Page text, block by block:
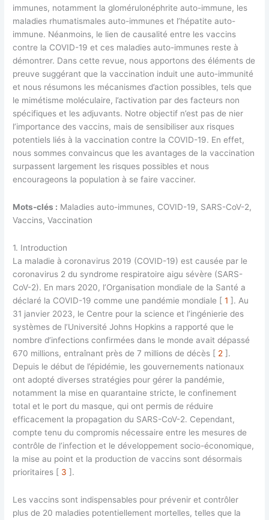
immunes, notamment la glomérulonéphrite auto-immune, les
maladies rhumatismales auto-immunes et l’hépatite auto-
immune. Néanmoins, le lien de causalité entre les vaccins
contre la COVID-19 et ces maladies auto-immunes reste à
démontrer. Dans cette revue, nous apportons des éléments de
preuve suggérant que la vaccination induit une auto-immunité
et nous résumons les mécanismes d’action possibles, tels que
le mimétisme moléculaire, l’activation par des facteurs non
spécifiques et les adjuvants. Notre objectif n’est pas de nier
l’importance des vaccins, mais de sensibiliser aux risques
potentiels liés à la vaccination contre la COVID-19. En effet,
nous sommes convaincus que les avantages de la vaccination
surpassent largement les risques possibles et nous
encourageons la population à se faire vacciner.
Mots-clés : Maladies auto-immunes, COVID-19, SARS-CoV-2,
Vaccins, Vaccination
1. Introduction
La maladie à coronavirus 2019 (COVID-19) est causée par le
coronavirus 2 du syndrome respiratoire aigu sévère (SARS-
CoV-2). En mars 2020, l’Organisation mondiale de la Santé a
déclaré la COVID-19 comme une pandémie mondiale [1 ]. Au
31 janvier 2023, le Centre pour la science et l’ingénierie des
systèmes de l’Université Johns Hopkins a rapporté que le
nombre d’infections confirmées dans le monde avait dépassé
670 millions, entraînant près de 7 millions de décès [ 2 ].
Depuis le début de l’épidémie, les gouvernements nationaux
ont adopté diverses stratégies pour gérer la pandémie,
notamment la mise en quarantaine stricte, le confinement
total et le port du masque, qui ont permis de réduire
efficacement la propagation du SARS-CoV-2. Cependant,
compte tenu du compromis nécessaire entre les mesures de
contrôle de l’infection et le développement socio-économique,
la mise au point et la production de vaccins sont désormais
prioritaires [ 3 ].
Les vaccins sont indispensables pour prévenir et contrôler
plus de 20 maladies potentiellement mortelles, telles que la